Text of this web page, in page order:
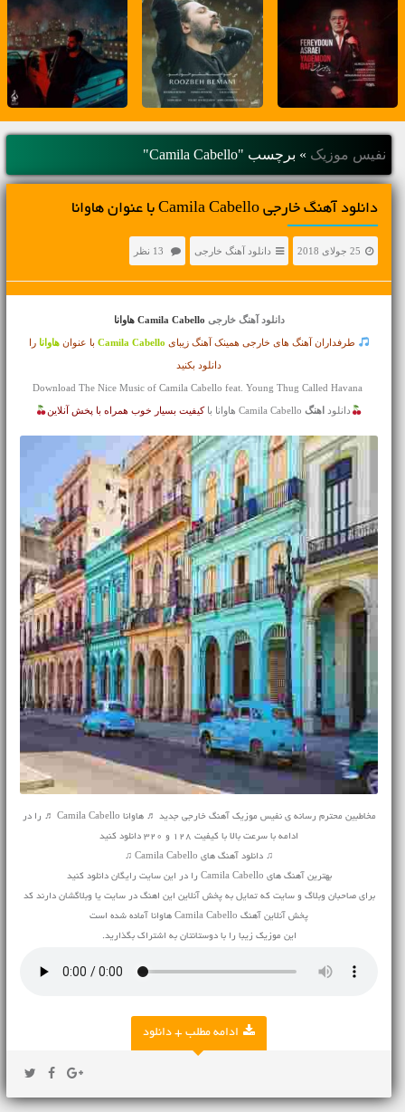
نفیس موزیک » برچسب "Camila Cabello"
دانلود آهنگ خارجی Camila Cabello با عنوان هاوانا
25 جولای 2018 دانلود آهنگ خارجی
دانلود آهنگ خارجی
طرفداران آهنگ های خارجی همینک آهنگ زیبای Camila Cabello با عنوانهاوانا را
دانلود بکنید
دانلود اهنگCamila Cabello هاوانا با کیفیت بسیار خوب همراه با پخش آنلاین
مخاطبین محترم رسانه ی نفیس موزیک آهنگ خارجی جدید ♬ هاوانا Camila Cabello ♬ را در
ادامه با سرعت بالا با کیفیت 128 و 320 دانلود کنید
♫ دانلود آهنگ های Camila Cabello ♫
بهترین آهنگ های Camila Cabello را در این سایت رایگان دانلود کنید
برای صاحبان وبلاگ و سایت که تمایل به پخش آنلاین این اهنگ در سایت یا وبلاگشان دارند کد
پخش آنلاین آهنگ Camila Cabello هاوانا آماده شده است
این موزیک زیبا را با دوستانتان به اشتراک بگذارید.
ادامه مطلب + دانلود